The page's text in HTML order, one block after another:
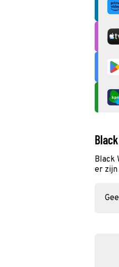
Black
er